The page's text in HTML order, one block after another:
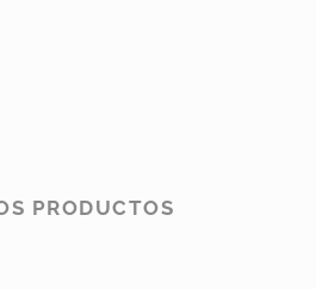
PRODUCTOS